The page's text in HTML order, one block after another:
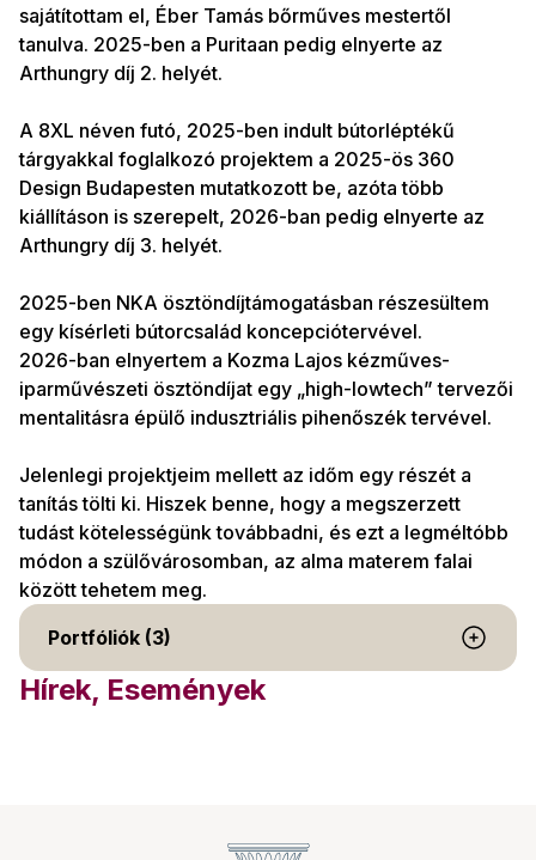
sajátítottam el, Éber Tamás bőrműves mestertől
tanulva. 2025-ben a Puritaan pedig elnyerte az
Arthungry díj 2. helyét.
A 8XL néven futó, 2025-ben indult bútorléptékű
tárgyakkal foglalkozó projektem a 2025-ös 360
Design Budapesten mutatkozott be, azóta több
kiállításon is szerepelt, 2026-ban pedig elnyerte az
Arthungry díj 3. helyét.
2025-ben NKA ösztöndíjtámogatásban részesültem
egy kísérleti bútorcsalád koncepciótervével.
2026-ban elnyertem a Kozma Lajos kézműves-
iparművészeti ösztöndíjat egy „high-lowtech” tervezői
mentalitásra épülő indusztriális pihenőszék tervével.
Jelenlegi projektjeim mellett az időm egy részét a
tanítás tölti ki. Hiszek benne, hogy a megszerzett
tudást kötelességünk továbbadni, és ezt a legméltóbb
módon a szülővárosomban, az alma materem falai
között tehetem meg.
Portfóliók (3)
Hírek, Események